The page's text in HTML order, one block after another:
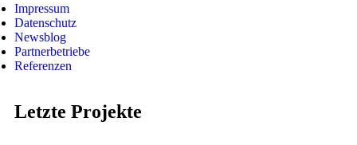
Impressum
Datenschutz
Newsblog
Partnerbetriebe
Referenzen
Letzte Projekte